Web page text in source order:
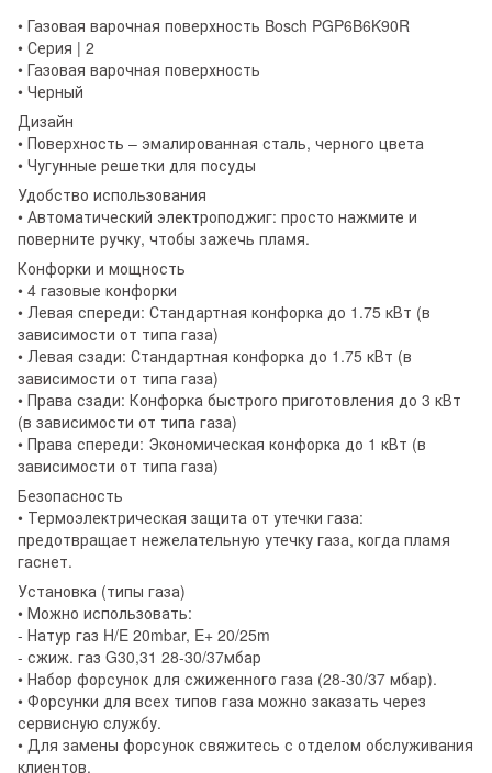
• Газовая варочная поверхность Bosch PGP6B6K90R
• Серия | 2
• Газовая варочная поверхность
• Черный
Дизайн
• Поверхность – эмалированная сталь, черного цвета
• Чугунные решетки для посуды
Удобство использования
• Автоматический электроподжиг: просто нажмите и
поверните ручку, чтобы зажечь пламя.
Конфорки и мощность
• 4 газовые конфорки
• Левая спереди: Стандартная конфорка до 1.75 кВт (в
зависимости от типа газа)
• Левая сзади: Стандартная конфорка до 1.75 кВт (в
зависимости от типа газа)
• Права сзади: Конфорка быстрого приготовления до 3 кВт
(в зависимости от типа газа)
• Права спереди: Экономическая конфорка до 1 кВт (в
зависимости от типа газа)
Безопасность
• Термоэлектрическая защита от утечки газа:
предотвращает нежелательную утечку газа, когда пламя
гаснет.
Установка (типы газа)
• Можно использовать:
- Натур газ H/E 20mbar, E+ 20/25m
- сжиж. газ G30,31 28-30/37мбар
• Набор форсунок для сжиженного газа (28-30/37 мбар).
• Форсунки для всех типов газа можно заказать через
сервисную службу.
• Для замены форсунок свяжитесь с отделом обслуживания
клиентов.